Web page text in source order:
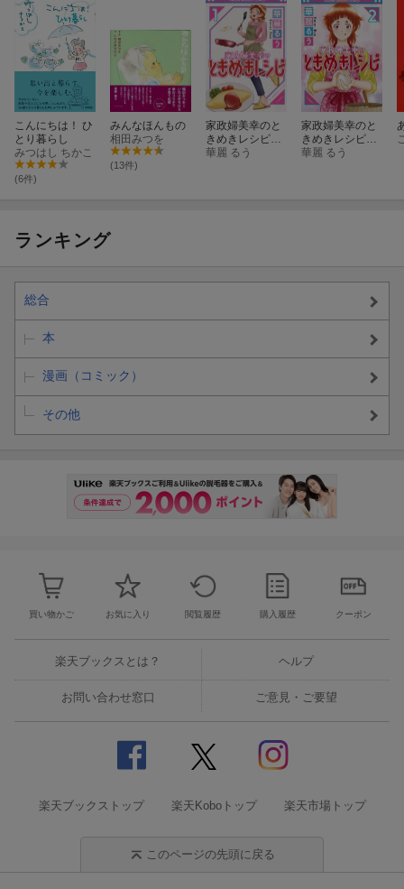
こんにちは！ ひ
とり暮らし
みつはし ちかこ
(6件)
みんなほんもの
相田みつを
(13件)
家政婦美幸のと
きめきレシピ
1
華麗 るう
家政婦美幸のと
きめきレシピ
2
華麗 るう
ランキング
総合
本
漫画（コミック）
その他
買い物かご お気に入り 閲覧履歴 購入履歴 クーポン
楽天ブックスとは？ ヘルプ
お問い合わせ窓口 ご意見・ご要望
楽天ブックストップ 楽天Koboトップ 楽天市場トップ
このページの先頭に戻る